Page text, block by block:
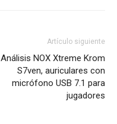
Artículo siguiente
Análisis NOX Xtreme Krom
S7ven, auriculares con
micrófono USB 7.1 para
jugadores